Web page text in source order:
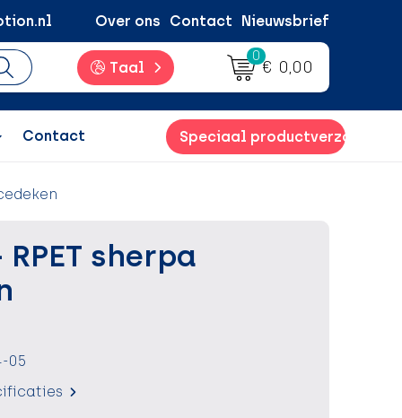
Over ons Contact Nieuwsbrief
Taal
0
€ 0,00
Contact Speciaal productverzoek
RPET sherpa
05